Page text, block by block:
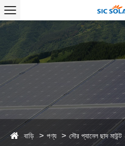
বাড়ি পণ্য সৌর প্যানেল ছাদ মাউন্ট